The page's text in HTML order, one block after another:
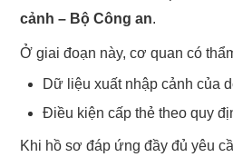
cảnh – Bộ Công an.
Ở giai đoạn này, cơ quan có
Dữ liệu xuất nhập cảnh của
Điều kiện cấp thẻ theo quy
Khi hồ sơ đáp ứng đầy đủ yêu